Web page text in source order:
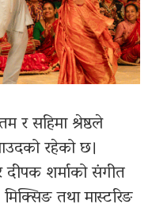
र सहिमा श्रेष्ठले
रहेको छ।
शर्माको संगीत